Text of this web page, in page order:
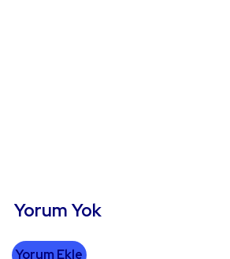
Yorum Yok
Yorum Ekle